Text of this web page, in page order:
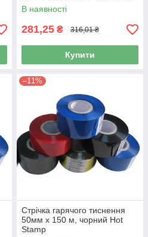
В наявності
281,25 ₴ 316,01 ₴
Купити
–11%
Стрічка гарячого тиснення
50мм x 150 м, чорний Hot
Stamp